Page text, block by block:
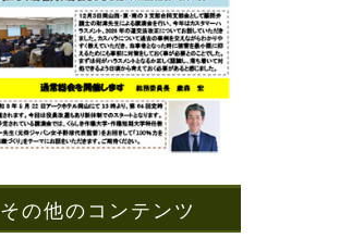
その他のコンテンツ